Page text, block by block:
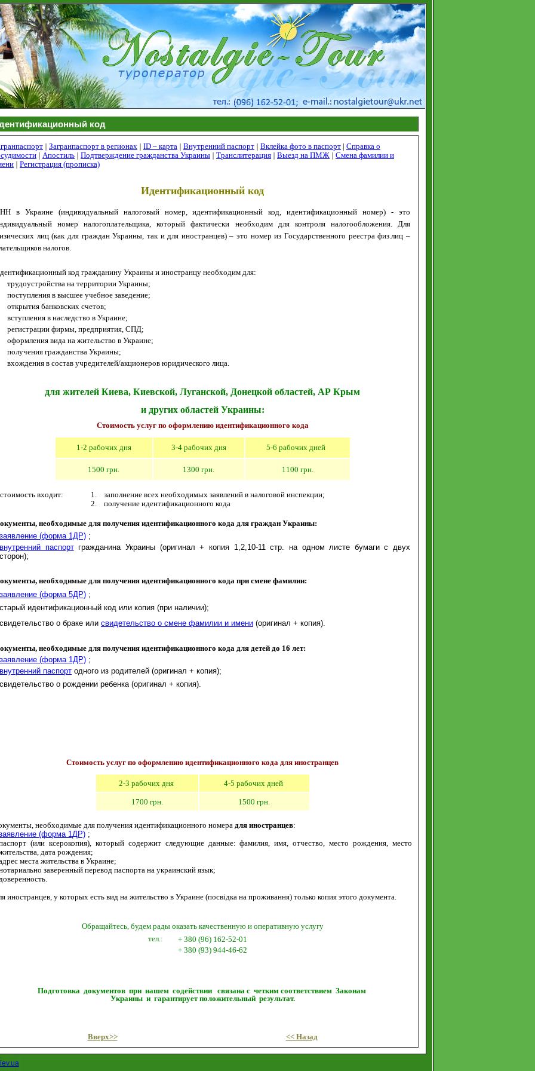
код
| Загранпаспорт в регионах | ID – карта | Внутренний паспорт | Вклейка фото в паспорт | Справка о
| Апостиль | Подтверждение гражданства Украины | Транслитерация | Выезд на ПМЖ | Смена фамилии и
| Регистрация (прописка)
Идентификационный код
в Украине (индивидуальный налоговый номер, идентификационный код, идентификационный номер) - это
номер налогоплательщика, который фактически необходим для контроля налогообложения. Для
лиц (как для граждан Украины, так и для иностранцев) – это номер из Государственного реестра физ.лиц –
налогов.
код гражданину Украины и иностранцу необходим для:
трудоустройства на территории Украины;
поступления в высшее учебное заведение;
открытия банковских счетов;
вступления в наследство в Украине;
регистрации фирмы, предприятия, СПД;
оформления вида на жительство в Украине;
получения гражданства Украины;
вхождения в состав учредителей/акционеров юридического лица.
для жителей Киева, Киевской, Луганской, Донецкой областей, АР Крым
и других областей Украины:
Стоимость услугпо оформлению идентификационного кода
1-2 рабочихдня 3-4рабочих дня 5-6 рабочих дней
1500 грн. 1300 грн. 1100 грн.
входит: 1. заполнение всех необходимых заявлений в налоговой инспекции;
2.
получение идентификационного кода
необходимые для получения идентификационного кода для граждан Украины:
заявление (форма 1ДР) ;
внутренний паспортгражданина Украины (оригинал + копия 1,2,10-11 стр. на одном листе бумаги с двух
сторон);
необходимые для получения идентификационного кода при смене фамилии:
заявление (форма 5ДР) ;
старый идентификационный код или копия (при наличии);
свидетельство о браке или свидетельство о смене фамилии и имени (оригинал + копия).
необходимые для получения идентификационного кода для детей до 16 лет:
заявление (форма 1ДР) ;
внутренний паспорт одного из родителей (оригинал + копия);
свидетельство о рождении ребенка (оригинал + копия).
Стоимость услуг по оформлению идентификационного кода для иностранцев
2-3 рабочих дня 4-5 рабочих дней
1700 грн. 1500 грн.
необходимые для получения идентификационного номера для иностранцев:
(форма 1ДР) ;
(или ксерокопия), который содержит следующие данные: фамилия, имя, отчество, место рождения, место
дата рождения;
места жительства в Украине;
заверенный перевод паспорта на украинский язык;
иностранцев, у которых есть вид на жительство в Украине (посвідка на проживання) только копия этого документа.
Обращайтесь, будем рады оказать качественную и оперативную услугу
тел.:
+ 380 (96) 162-52-01
+ 380 (93) 944-46-62
Подготовка документов при нашем содействии связана с четким соответствием Законам
Украины и гарантирует положительный результат.
Вверх>> << Назад